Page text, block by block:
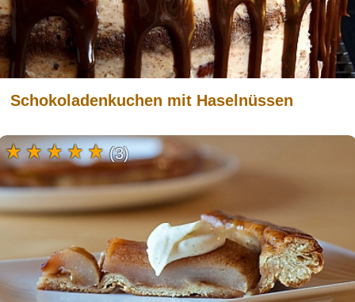
Schokoladenkuchen mit Haselnüssen
(3)